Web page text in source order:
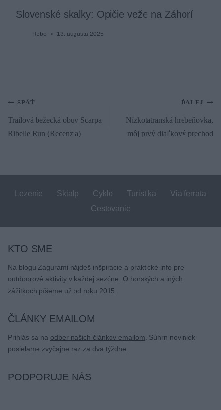
Slovenské skalky: Opičie veže na Záhorí
Robo 13. augusta 2025
Navigácia
SPÄŤ
Trailová bežecká obuv Scarpa
Ribelle Run (Recenzia)
ĎALEJ
Nízkotatranská hrebeňovka,
môj prvý diaľkový prechod
Lezenie Skialp Cyklo Turistika
Via ferrata
Cestovanie
KTO SME
Na blogu Zagurami nájdeš inšpirácie a praktické info pre
outdoorové aktivity v každej sezóne. O horských a iných
zážitkoch píšeme už od roku 2015
ČLÁNKY EMAILOM
Prihlás sa na odber našich článkov emailom . Súhrn noviniek
posielame zvyčajne raz za dva týždne.
PODPORUJE NÁS